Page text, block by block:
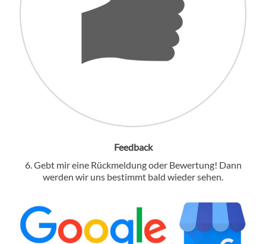
Feedback
6. Gebt mir eine Rückmeldung oder Bewertung! Dann
werden wir uns bestimmt bald wieder sehen.